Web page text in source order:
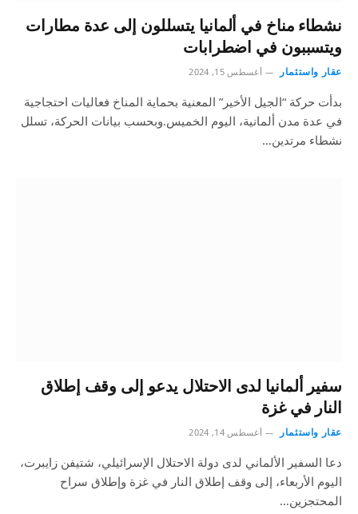
نشطاء مناخ في ألمانيا يتسللون إلى عدة مطارات
ويتسببون في اضطرابات
عقار واستثمار أغسطس 15, 2024
بدأت حركة “الجيل الأخير” المعنية بحماية المناخ فعاليات احتجاجية
في عدة مدن ألمانية، اليوم الخميس.وبحسب بيانات الحركة، تسلل
نشطاء مرتدين…
سفير ألمانيا لدى الاحتلال يدعو إلى وقف إطلاق
النار في غزة
عقار واستثمار أغسطس 14, 2024
دعا السفير الألماني لدى دولة الاحتلال الإسرائيلي، شتيفن زايبرت،
اليوم الأربعاء، إلى وقف إطلاق النار في غزة وإطلاق سراح
المحتجزين…